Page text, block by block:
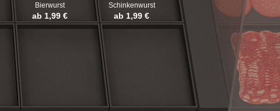
Bierwurst
ab 1,99 €
Schinkenwurst
ab 1,99 €